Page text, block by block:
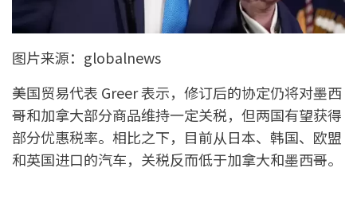
图片来源：globalnews
美国贸易代表 Greer 表示，修订后的协定仍将对墨西
哥和加拿大部分商品维持一定关税，但两国有望获得
部分优惠税率。相比之下，目前从日本、韩国、欧盟
和英国进口的汽车，关税反而低于加拿大和墨西哥。